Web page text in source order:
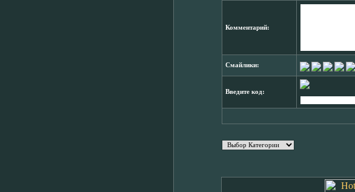
Комментарий:
Смайлики:
Введите код: